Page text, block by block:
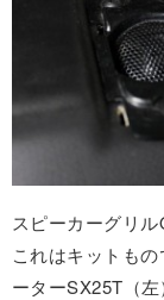
スピーカーグリル
これはキットも
ーターSX25T（